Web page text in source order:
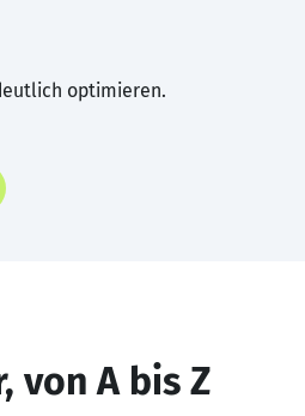
optimieren.
von A bis Z